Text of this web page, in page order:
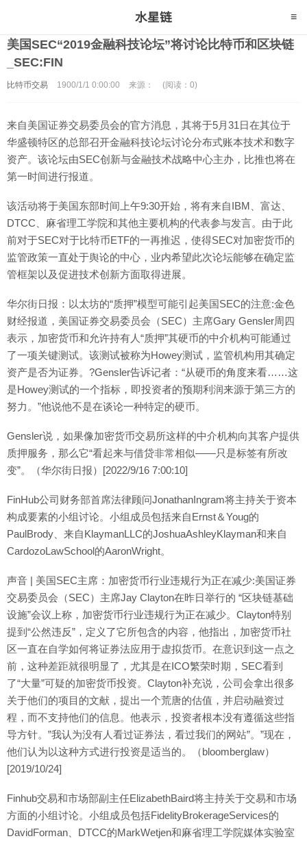
美国SEC“2019金融科技论坛”将讨论比特币和区块链
_SEC:FIN
比特币交易 1900/1/1 0:00:00 来源： (阅读：0)
来自美国证券交易委员会的官方消息，其将于5月31日在其位于
华盛顿特区的总部召开金融科技论坛讨论分布式账本技术和数字
资产。该论坛由SEC创新与金融技术战略中心主办，比推也将在
第一时间进行报道。
该活动将于美国东部时间上午9:30开始，将有来自IBM、富达、
DTCC、麻省理工学院和其他主要机构的代表参与发言。由于此
前对于SEC对于比特币ETF的一再推迟，使得SEC对加密货币的
监管政策一直处于舆论的中心，业内希望此次论坛能够在确定监
管框架以及促进技术创新方面取得进展。
华尔街日报：以太坊的“质押”模型可能引起美国SEC的注意:金色
财经报道，美国证券交易委员会（SEC）主席Gary Gensler周四
表示，加密货币和允许持有人“质押”其硬币的中介机构可能通过
了一项关键测试。该测试被称为Howey测试，监管机构用其确定
资产是否为证券。?Gensler告诉记者：“从硬币的角度来看……这
是Howey测试的一个指标，即投资者的预期利润来源于第三方的
努力。”他说他不是在谈论一种特定的硬币。
Gensler说，如果像加密货币交易所这样的中介机构向其客户提供
质押服务，那么它“看起来与借贷非常相似——只是标签有所改
变”。（华尔街日报）[2022/9/16 7:00:10]
FinHub公司财务部首席法律顾问JonathanIngram将主持关于资本
构成要素的小组讨论。小组成员包括来自Ernst＆Youg的
PaulBrody、来自KlaymanLLC的JoshuaAshleyKlayman和来自
CardozoLawSchool的AaronWright。
声音 | 美国SEC主席：加密货币行业违规行为正在减少:美国证券
交易委员会（SEC）主席Jay Clayton在昨日举行的 “区块链基础
设施”会议上称，加密货币行业违规行为正在减少。Clayton特别
提到“公然违反”，定义了它所包含的内容，他指出，加密货币社
区一直在自学如何将证券法应用于虚拟货币。在意识到这一点之
前，这种差距就很明显了，尤其是在ICO繁荣时期，SEC看到
了“大量”可疑的加密货币投资。Clayton补充说，公司会拿出很多
关于他们的项目的文献，提出一个荒唐的估值，并启动融资过
程，而不支持他们的信息。他表示，投资者根本没有遵循这些指
导方针。”我认为没有人看过证券法，看过我们的网站”。”现在，
他们认为以这种方式进行投资是适当的。（bloomberglaw）
[2019/10/24]
Finhub交易和市场部副主任ElizabethBaird将主持关于交易和市场
方面的小组讨论。小组成员包括FidelityBrokerageServices的
DavidForman、DTCC的MarkWetjen和麻省理工学院媒体实验室